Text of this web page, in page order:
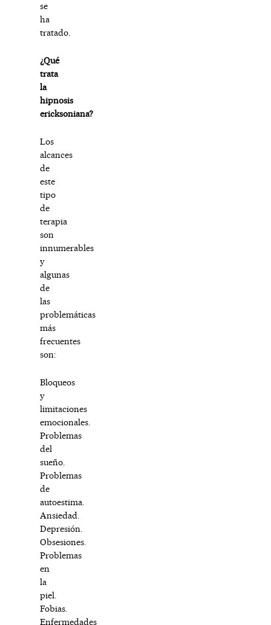
se
ha
tratado.
¿Qué
trata
la
hipnosis
ericksoniana?
Los
alcances
de
este
tipo
de
terapia
son
innumerables
y
algunas
de
las
problemáticas
más
frecuentes
son:
Bloqueos
y
limitaciones
emocionales.
Problemas
del
sueño.
Problemas
de
autoestima.
Ansiedad.
Depresión.
Obsesiones.
Problemas
en
la
piel.
Fobias.
Enfermedades